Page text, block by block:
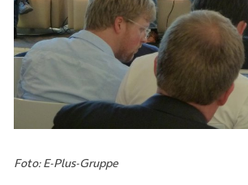
Foto: E-Plus-Gruppe